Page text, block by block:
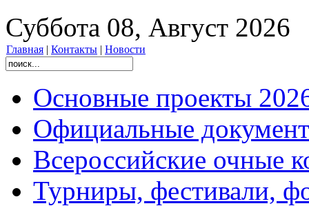
Суббота 08, Август 2026
Главная | Контакты | Новости
Основные проекты
Официальные
Всероссийские очные
Турниры, фестивали,